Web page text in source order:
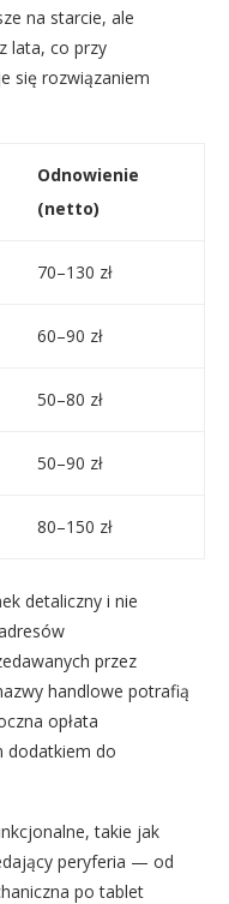
na starcie, ale
lata, co przy
się rozwiązaniem
Odnowienie
(netto)
70–130 zł
60–90 zł
50–80 zł
50–90 zł
80–150 zł
detaliczny i nie
przez
handlowe potrafią
opłata
dodatkiem do
takie jak
peryferia — od
po tablet